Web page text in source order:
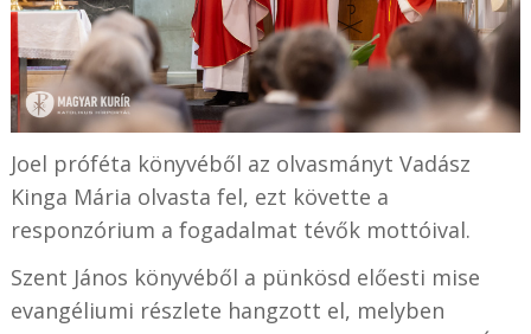
Joel próféta könyvéből az olvasmányt Vadász
Kinga Mária olvasta fel, ezt követte a
responzórium a fogadalmat tévők mottóival.
Szent János könyvéből a pünkösd előesti mise
evangéliumi részlete hangzott el, melyben